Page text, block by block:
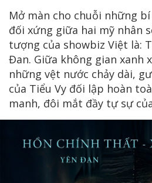
Mở màn cho chuỗi những
đối xứng giữa hai mỹ nhân
tượng của showbiz Việt là:
Đan. Giữa không gian xanh
những vệt nước chảy dài,
của Tiểu Vy đối lập hoàn
manh, đôi mắt đầy tự sự